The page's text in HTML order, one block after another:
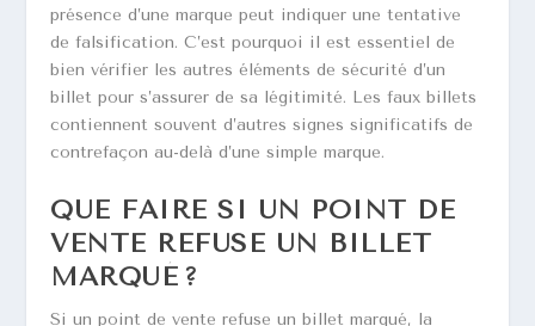
présence d’une marque peut indiquer une tentative
de falsification. C’est pourquoi il est essentiel de
bien vérifier les autres éléments de sécurité d’un
billet pour s’assurer de sa légitimité. Les faux billets
contiennent souvent d’autres signes significatifs de
contrefaçon au-delà d’une simple marque.
QUE FAIRE SI UN POINT DE
VENTE REFUSE UN BILLET
MARQUÉ ?
Si un point de vente refuse un billet marqué, la